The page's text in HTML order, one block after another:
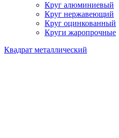
Круг алюминиевый
Круг нержавеющий
Круг оцинкованный
Круги жаропрочные
Квадрат металлический